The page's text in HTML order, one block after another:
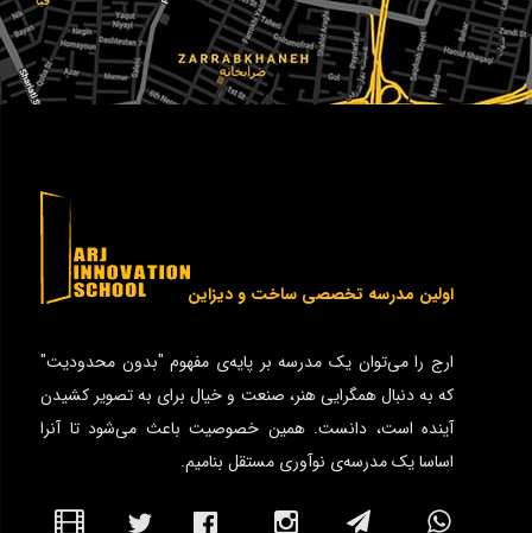
اولین مدرسه تخصصی ساخت و دیزاین
ارج را می‌توان یک مدرسه بر پایه‌ی مفهوم "بدون محدودیت"
که به دنبال همگرایی هنر، صنعت و خیال برای به تصویر کشیدن
آینده است، دانست. همین خصوصیت باعث می‌شود تا آنرا
اساسا یک مدرسه‌ی نوآوری مستقل بنامیم.